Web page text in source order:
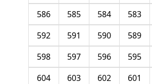
583
584
585
586
589
590
591
592
595
596
597
598
601
602
603
604